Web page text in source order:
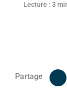
Lecture : 3
Partage